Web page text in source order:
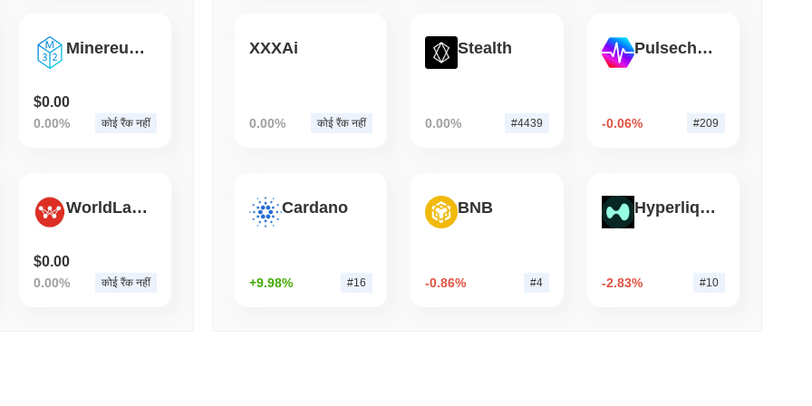
ECONOMIC DATA
अमेरिका का जीडीपी डेटा ऑनचेन आया, Q2 की वृद्धि 1.5% पर धीमी
Minereum m32
$0.00
0.00% कोई रैंक नहीं
WorldLand
$0.00
0.00% कोई रैंक नहीं
XXXAi
0.00% कोई रैंक नहीं
Stealth
0.00% #4439
Pulsechain
-0.06% #209
Cardano
+9.98% #16
BNB
-0.86% #4
Hyperliquid
-2.83% #10